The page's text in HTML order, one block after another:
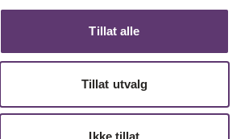
Tillat alle
Tillat utvalg
Ikke tillat